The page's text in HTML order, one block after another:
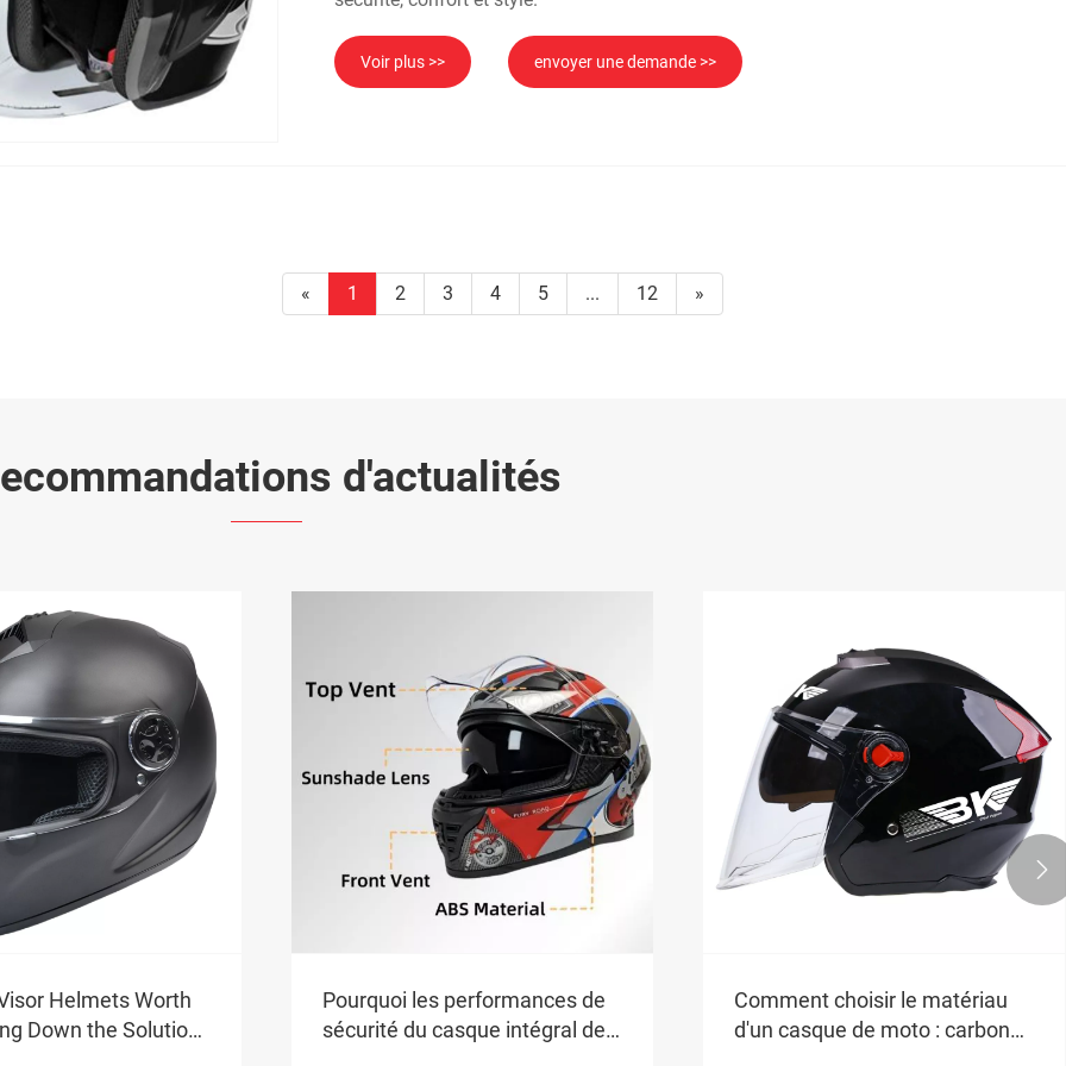
Voir plus >> envoyer une demande >>
« 1 2 3 4 5 ... 12 »
d'actualités
moto convient au
extra-large ?
Comment régler le champ de
optimal ?
Voir plus >>
Are Dual Visor Helmets Worth
It? Breaking Down the Solution
